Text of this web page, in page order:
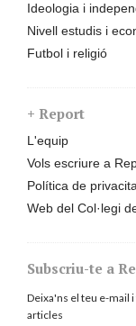
Ideologia i
Nivell estudis i
Futbol i religió
+ Report
L'equip
Vols escriure a
Política de
Web del Col·legi
Subscriu-te a
Deixa'ns el teu e-mail
articles